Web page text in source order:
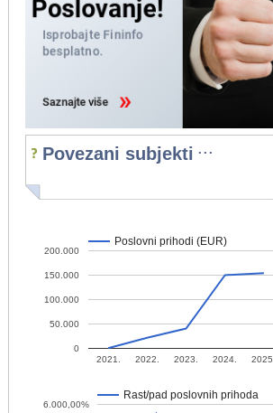
Povezani subjekti ...
Poslovni prihodi (EUR)
2021. 2022. 2023. 2024. 2025.
0
50.000
100.000
150.000
200.000
Rast/pad poslovnih prihoda
6.000,00%